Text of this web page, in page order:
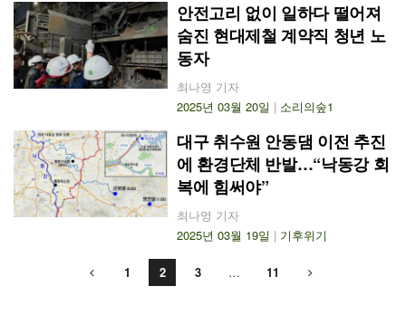
안전고리 없이 일하다 떨어져
숨진 현대제철 계약직 청년 노
동자
최나영 기자
2025년 03월 20일 | 소리의숲1
대구 취수원 안동댐 이전 추진
에 환경단체 반발…“낙동강 회
복에 힘써야”
최나영 기자
2025년 03월 19일 | 기후위기
1 2 3 … 11